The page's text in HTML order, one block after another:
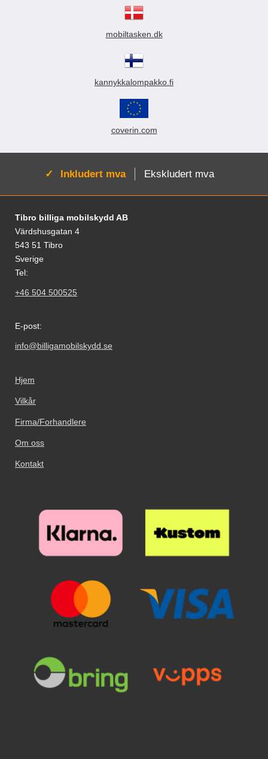
mobiltasken.dk
kannykkalompakko.fi
coverin.com
Aktiv:
Inkludert mva Ekskludert mva
Footer-innhold Blandet informasjon og
Tibro billiga mobilskydd AB
Värdshusgatan 4
543 51 Tibro
Sverige
Tel:
+46 504 500525
E-post:
info@billigamobilskydd.se
Hjem
Vilkår
Firma/Forhandlere
Om oss
Kontakt